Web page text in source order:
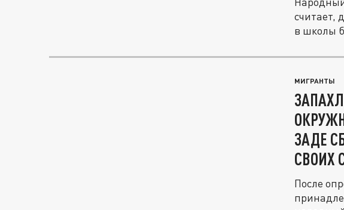
считает,
в школы
МИГРАНТЫ
ЗАДЕ
СВОИХ
После